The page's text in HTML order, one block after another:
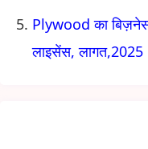
Plywood का
लाइसेंस, लागत,2025